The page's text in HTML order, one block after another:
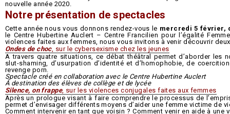
nouvelle année 2020.
Notre présentation de spectacles
Cette année nous vous donnons rendez-vous le mercredi 5 février,
le Centre Hubertine Auclert – Centre Francilien pour l’égalité
violences faites aux femmes, nous vous invitons à venir découvrir
Ondes de choc, sur le cybersexisme chez les jeunes
A travers quatre situations, ce débat théâtral permet d’aborder les
slut-shaming, d’usurpation d’identité et d’homophobie, de
revenge porn.
Spectacle créé en collaboration avec le Centre Hubertine Auclert
À destination des élèves de collègeet de lycée
Silence, on frappe, sur les violences conjugales faites aux femmes
Après un prologue visant à faire comprendre le processus de
permet d’envisager différents moyens d’aider une femme victime de
Comment intervenir en tant que voisin ? Comment venir en aide à une